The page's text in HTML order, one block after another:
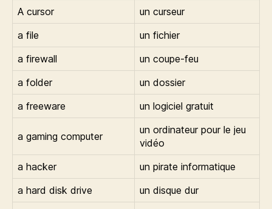
A cursor
un curseur
a file
un fichier
a firewall
un coupe-feu
a folder
un dossier
a freeware
un logiciel gratuit
a gaming computer
un ordinateur pour le jeu
vidéo
a hacker
un pirate informatique
a hard disk drive
un disque dur